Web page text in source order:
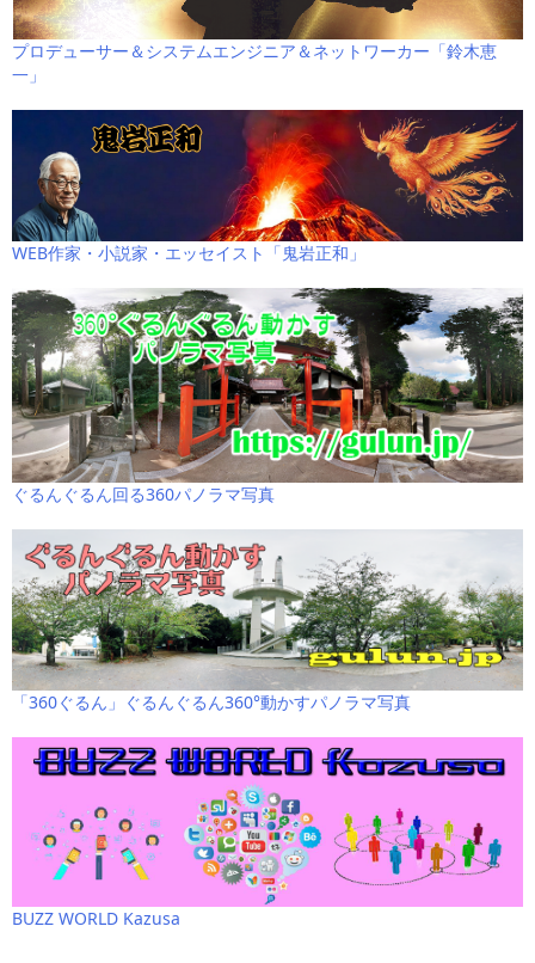
プロデューサー＆システムエンジニア＆ネットワーカー「鈴木恵
一」
WEB作家・小説家・エッセイスト「鬼岩正和」
ぐるんぐるん回る360パノラマ写真
「360ぐるん」ぐるんぐるん360°動かすパノラマ写真
BUZZ WORLD Kazusa